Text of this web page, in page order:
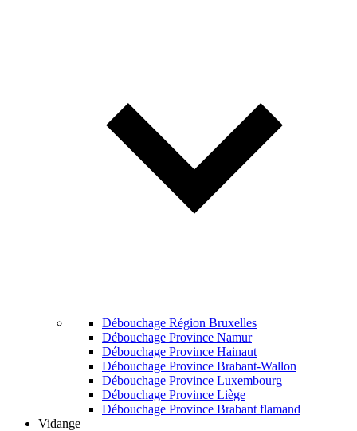
Débouchage Région Bruxelles
Débouchage Province Namur
Débouchage Province Hainaut
Débouchage Province Brabant-Wallon
Débouchage Province Luxembourg
Débouchage Province Liège
Débouchage Province Brabant flamand
Vidange